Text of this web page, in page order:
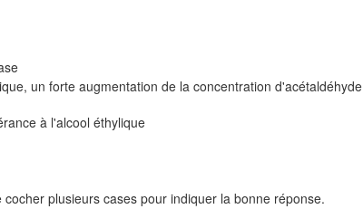
un forte augmentation de la concentration d'acétaldéhyde
à l'alcool éthylique
plusieurs cases pour indiquer la bonne réponse.